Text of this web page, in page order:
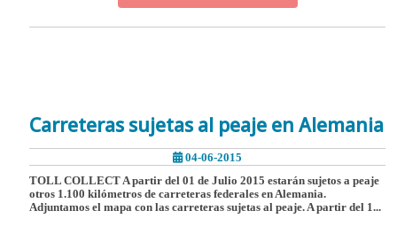
Carreteras sujetas al peaje en Alemania
04-06-2015
TOLL COLLECT A partir del 01 de Julio 2015 estarán sujetos a peaje
otros 1.100 kilómetros de carreteras federales en Alemania.
Adjuntamos el mapa con las carreteras sujetas al peaje. A partir del 1...